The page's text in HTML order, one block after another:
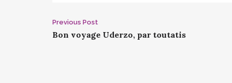
Post
navigation
Previous Post
Bon voyage Uderzo, par toutatis